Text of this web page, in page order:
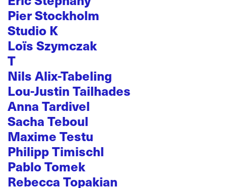
Pier Stockholm
Studio K
Loïs Szymczak
T
Nils Alix-Tabeling
Lou-Justin Tailhades
Anna Tardivel
Sacha Teboul
Maxime Testu
Philipp Timischl
Pablo Tomek
Rebecca Topakian